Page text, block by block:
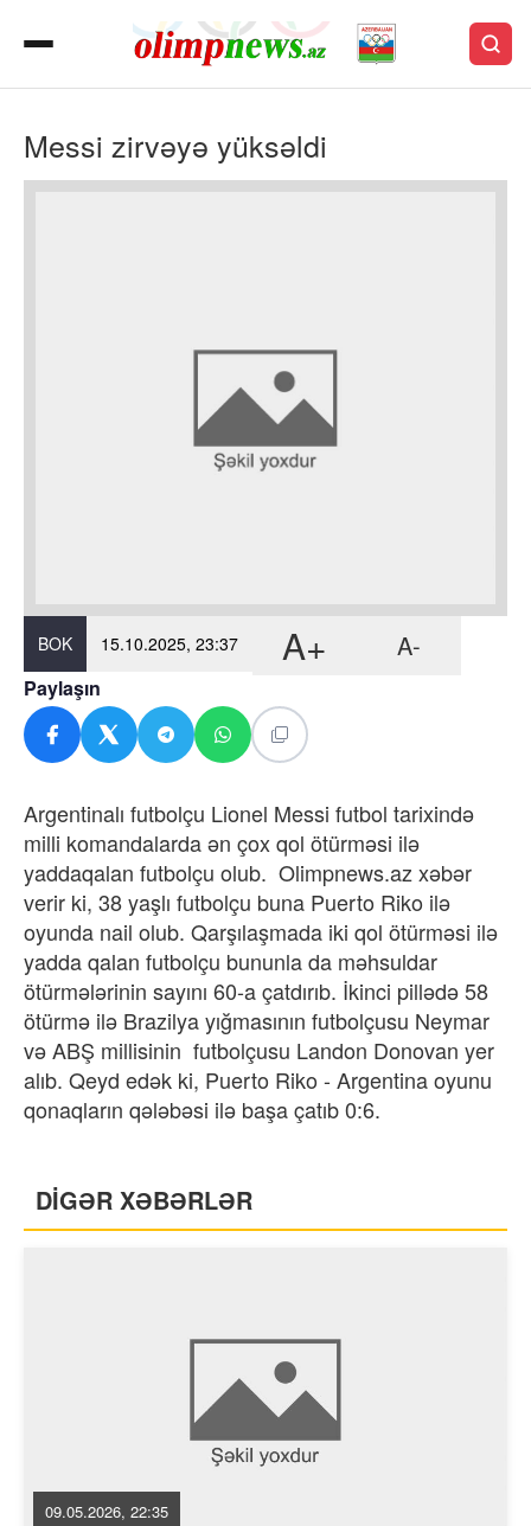
Messi zirvəyə yüksəldi
BOK 15.10.2025, 23:37 A+ A-
Paylaşın
Argentinalı futbolçu Lionel Messi futbol tarixində
milli komandalarda ən çox qol ötürməsi ilə
yaddaqalan futbolçu olub. Olimpnews.az xəbər
verir ki, 38 yaşlı futbolçu buna Puerto Riko ilə
oyunda nail olub. Qarşılaşmada iki qol ötürməsi ilə
yadda qalan futbolçu bununla da məhsuldar
ötürmələrinin sayını 60-a çatdırıb. İkinci pillədə 58
ötürmə ilə Brazilya yığmasının futbolçusu Neymar
və ABŞ millisinin futbolçusu Landon Donovan yer
alıb. Qeyd edək ki, Puerto Riko - Argentina oyunu
qonaqların qələbəsi ilə başa çatıb 0:6.
DİGƏR XƏBƏRLƏR
09.05.2026, 22:35